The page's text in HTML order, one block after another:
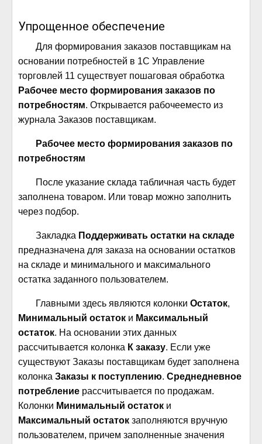
Упрощенное обеспечение
Для формирования заказов поставщикам на
основании потребностей в 1С Управление
торговлей 11 существует пошаговая обработка
Рабочее место формирования заказов по
потребностям. Открывается рабочееместо из
журнала Заказов поставщикам.
Рабочее место формирования заказов по
потребностям
После указание склада табличная часть будет
заполнена товаром. Или товар можно заполнить
через подбор.
Закладка Поддерживать остатки на складе
предназначена для заказа на основании остатков
на складе и минимального и максимального
остатка заданного пользователем.
Главными здесь являются колонки Остаток,
Минимальный остаток и Максимальный
остаток. На основании этих данных
рассчитывается колонка К заказу. Если уже
существуют Заказы поставщикам будет заполнена
колонка Заказы к поступлению. Среднедневное
потребление рассчитывается по продажам.
Колонки Минимальный остаток и
Максимальный остаток заполняются вручную
пользователем, причем заполненные значения